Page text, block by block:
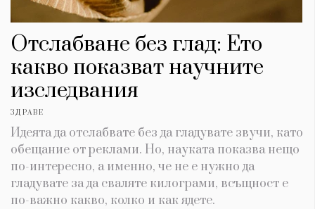
Отслабване без глад: Ето
какво показват научните
изследвания
ЗДРАВЕ
Идеята да отслабвате без да гладувате звучи, като
обещание от реклами. Но, науката показва нещо
по-интересно, а именно, че не е нужно да
гладувате за да сваляте килограми, всъщност е
по-важно какво, колко и как ядете.